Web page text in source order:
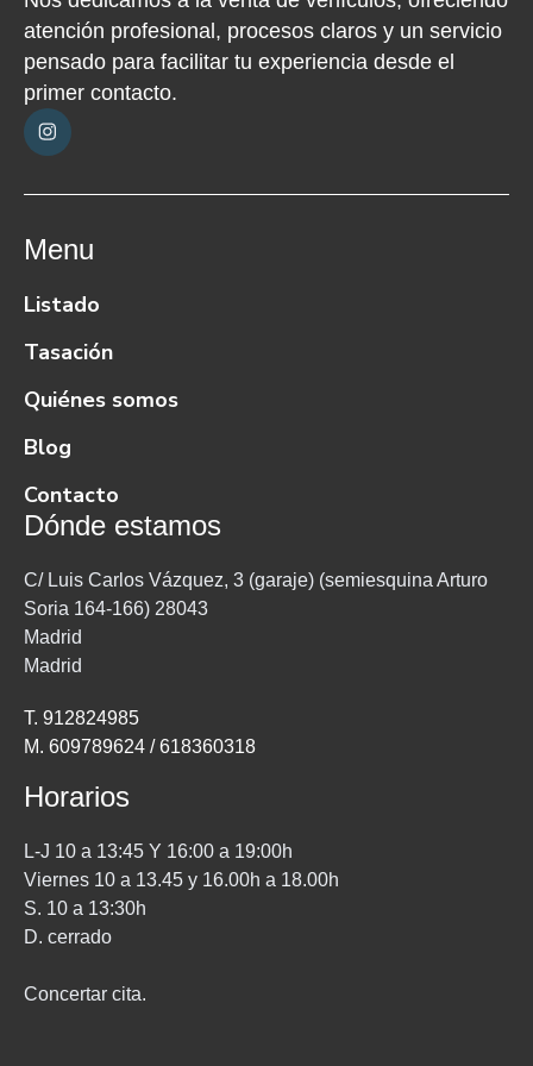
atención profesional, procesos claros y un servicio
pensado para facilitar tu experiencia desde el
primer contacto.
Menu
Listado
Tasación
Quiénes somos
Blog
Contacto
Dónde estamos
C/ Luis Carlos Vázquez, 3 (garaje) (semiesquina Arturo
Soria 164-166) 28043
Madrid
Madrid
T. 912824985
M. 609789624 / 618360318
Horarios
L-J 10 a 13:45 Y 16:00 a 19:00h
Viernes 10 a 13.45 y 16.00h a 18.00h
S. 10 a 13:30h
D. cerrado
Concertar cita.